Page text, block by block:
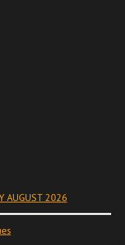
AUGUST 2026